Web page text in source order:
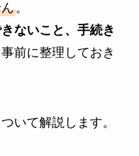
。
ないこと、手続き
前に整理しておき
いて解説します。